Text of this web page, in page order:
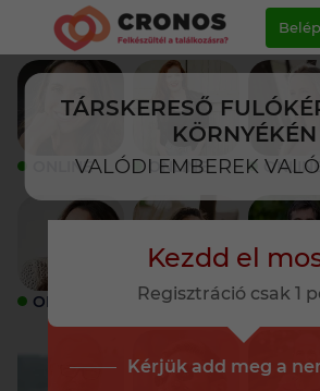
TÁRSKERESŐ
KÖRNYÉKÉN
VALÓDI EMBEREK
ONLINE ONLINE ONLINE
ONLINE ONLINE
Kezdd el
Regisztráció csak 1
Kérjük add meg a